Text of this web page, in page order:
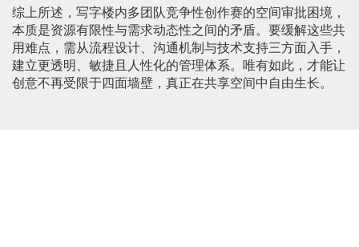
综上所述，写字楼内多团队竞争性创作赛的空间审批困境，
本质是资源有限性与需求动态性之间的矛盾。要缓解这些共
用难点，需从流程设计、沟通机制与技术支持三方面入手，
建立更透明、敏捷且人性化的管理体系。唯有如此，才能让
创意不再受限于四面墙壁，真正在共享空间中自由生长。